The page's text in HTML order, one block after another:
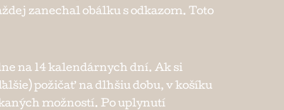
zanechal obálku s odkazom. Toto
na 14 kalendárnych dní. Ak si
požičať na dlhšiu dobu, v košíku
možností. Po uplynutí